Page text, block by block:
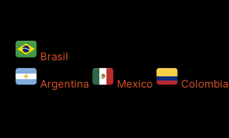
Brasil
Argentina Mexico Colombia